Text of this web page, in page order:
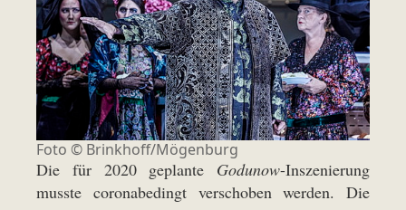
Foto © Brinkhoff/Mögenburg
Die für 2020 geplante Godunow-Inszenierung
musste coronabedingt verschoben werden. Die